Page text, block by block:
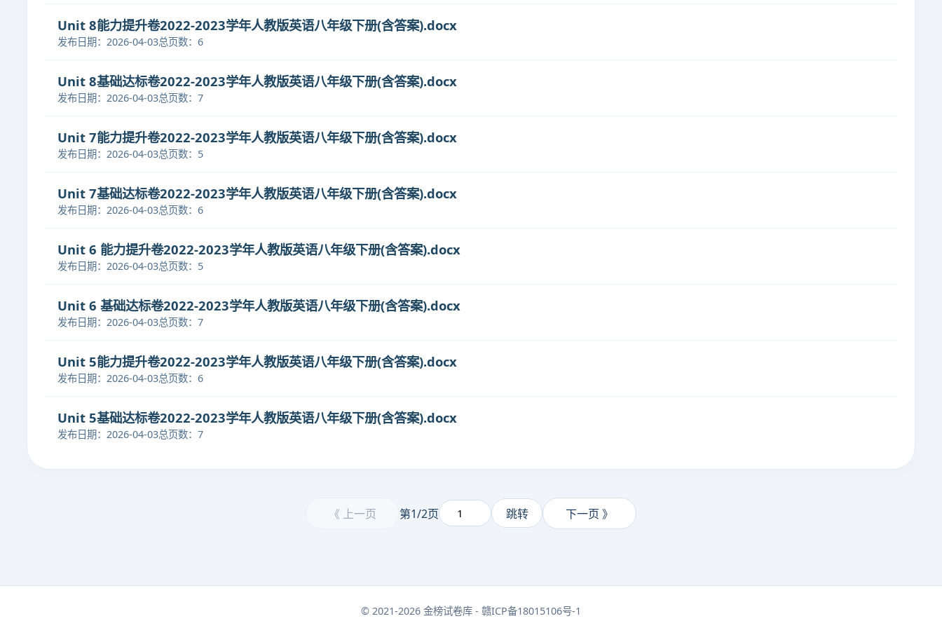
Unit 8能力提升卷2022-2023学年人教版英语八年级下册(含答案).docx
发布日期：2026-04-03总页数：6
Unit 8基础达标卷2022-2023学年人教版英语八年级下册(含答案).docx
发布日期：2026-04-03总页数：7
Unit 7能力提升卷2022-2023学年人教版英语八年级下册(含答案).docx
发布日期：2026-04-03总页数：5
Unit 7基础达标卷2022-2023学年人教版英语八年级下册(含答案).docx
发布日期：2026-04-03总页数：6
Unit 6 能力提升卷2022-2023学年人教版英语八年级下册(含答案).docx
发布日期：2026-04-03总页数：5
Unit 6 基础达标卷2022-2023学年人教版英语八年级下册(含答案).docx
发布日期：2026-04-03总页数：7
Unit 5能力提升卷2022-2023学年人教版英语八年级下册(含答案).docx
发布日期：2026-04-03总页数：6
Unit 5基础达标卷2022-2023学年人教版英语八年级下册(含答案).docx
发布日期：2026-04-03总页数：7
《 上一页 第1/2页 跳转 下一页 》
© 2021-2026 金榜试卷库 - 赣ICP备18015106号-1